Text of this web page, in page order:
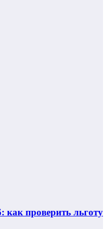
как проверить льготу